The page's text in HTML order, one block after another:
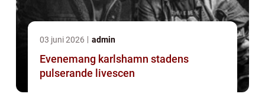
03 juni 2026 admin
Evenemang karlshamn stadens
pulserande livescen